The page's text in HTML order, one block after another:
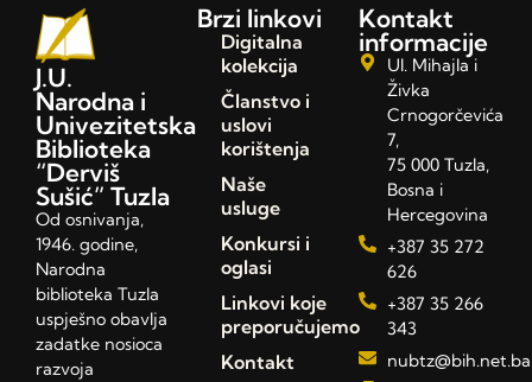
J.U.
Narodna i
Univezitetska
Biblioteka
“Derviš
Sušić” Tuzla
Od osnivanja,
1946. godine,
Narodna
biblioteka Tuzla
uspješno obavlja
zadatke nosioca
razvoja
Brzi linkovi
Digitalna
kolekcija
Članstvo i
uslovi
korištenja
Naše
usluge
Konkursi i
oglasi
Linkovi koje
preporučujemo
Kontakt
Kontakt
informacije
Ul. Mihajla i
Živka
Crnogorčevića
7,
75 000 Tuzla,
Bosna i
Hercegovina
+387 35 272
626
+387 35 266
343
nubtz@bih.net.ba